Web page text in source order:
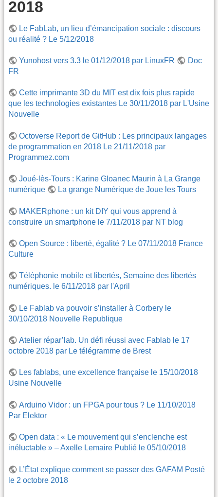
2018
Le FabLab, un lieu d’émancipation sociale : discours
ou réalité ? Le 5/12/2018
Yunohost vers 3.3 le 01/12/2018 par LinuxFR
Doc
FR
Cette imprimante 3D du MIT est dix fois plus rapide
que les technologies existantes Le 30/11/2018 par L'Usine
Nouvelle
Octoverse Report de GitHub : Les principaux langages
de programmation en 2018 Le 21/11/2018 par
Programmez.com
Joué-lès-Tours : Karine Gloanec Maurin à La Grange
numérique
La grange Numérique de Joue les Tours
MAKERphone : un kit DIY qui vous apprend à
construire un smartphone le 7/11/2018 par NT blog
Open Source : liberté, égalité ? Le 07/11/2018 France
Culture
Téléphonie mobile et libertés, Semaine des libertés
numériques. le 6/11/2018 par l'April
Le Fablab va pouvoir s’installer à Corbery le
30/10/2018 Nouvelle Republique
Atelier répar’lab. Un défi réussi avec Fablab le 17
octobre 2018 par Le télégramme de Brest
Les fablabs, une excellence française le 15/10/2018
Usine Nouvelle
Arduino Vidor : un FPGA pour tous ? Le 11/10/2018
Par Elektor
Open data : « Le mouvement qui s’enclenche est
inéluctable » – Axelle Lemaire Publié le 05/10/2018
L’État explique comment se passer des GAFAM Posté
le 2 octobre 2018